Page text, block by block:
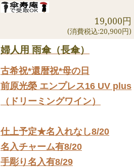
19,000円
(消費税込:20,900円)
婦人用 雨傘（長傘）
古希祝*還暦祝*母の日
前原光榮 エンプレス16 UV plus
（ドリーミングワイン）
仕上予定★名入れなし8/20
名入チャーム有8/20
手彫り名入有8/29